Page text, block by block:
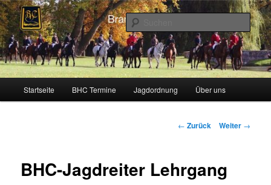
Zum
Inhalt
wechseln
Brandenburger Hunting Club
Schleppjagden und Vielseitigkeitsreiten in Berlin und Brandenburg
Startseite BHC Termine Jagdordnung Über uns
Beitragsnavigation
← Zurück Weiter →
BHC-Jagdreiter Lehrgang